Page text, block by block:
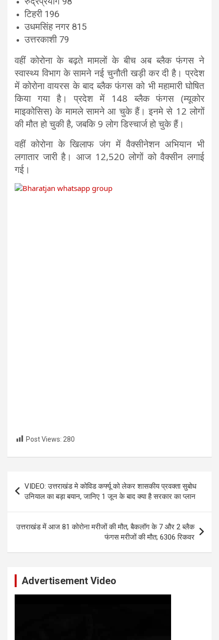
टिहरी 196
उधमसिंह नगर 815
उत्तरकाशी 79
वहीं कोरोना के बढ़ते मामलों के बीच अब ब्लैक फंगस ने
स्वास्थ्य विभाग के सामने नई चुनौती खड़ी कर दी है। प्रदेश
में कोरोना वायरस के बाद ब्लैक फंगस को भी महामारी घोषित
किया गया है। प्रदेश में 148 ब्लैक फंगस (म्यूकोर
माइकोसिस) के मामले सामने आ चुके हैं। इनमे से 12 लोगों
की मौत हो चुकी है, जबकि 9 लोग डिस्चार्ज हो चुके हैं।
वहीं कोरोना के खिलाफ जंग में वैक्सीनेशन अभियान भी
लगातार जारी है। आज 12,520 लोगों को वैक्सीन लगाई
गई।
Post Views: 280
navigation
VIDEO: उत्तराखंड मे कोविड कर्फ्यू को लेकर शासकीय प्रवक्ता सुबोध
उनियाल का बड़ा बयान, जानिए 1 जून के बाद क्या है सरकार का प्लान
उत्तराखंड में आज 81 कोरोना मरीजों की मौत, बैकलॉग के 7 और 2 ब्लैक
फंगस मरीजों की मौत; 6306 रिकवर
Advertisement Video